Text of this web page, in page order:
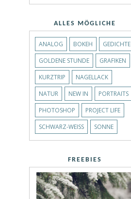
ALLES MÖGLICHE
ANALOG BOKEH
GEDICHTE
GOLDENE STUNDE
GRAFIKEN
KURZTRIP
NAGELLACK
NATUR
NEW IN
PORTRAITS
PHOTOSHOP
PROJECT LIFE
SCHWARZ-WEISS
SONNE
FREEBIES